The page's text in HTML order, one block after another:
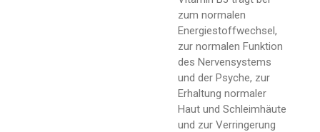
zum normalen
Energiestoffwechsel,
zur normalen Funktion
des Nervensystems
und der Psyche, zur
Erhaltung normaler
Haut und Schleimhäute
und zur Verringerung